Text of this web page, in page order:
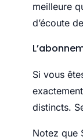
meilleure
d’écoute
Si vous
distincts.
Notez que